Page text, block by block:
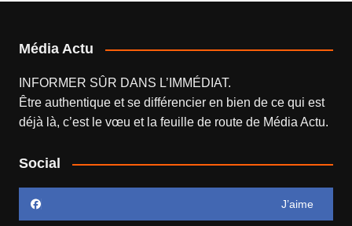
Média Actu
INFORMER SÛR DANS L’IMMÉDIAT.
Être authentique et se différencier en bien de ce qui est
déjà là, c’est le vœu et la feuille de route de Média Actu.
Social
J’aime